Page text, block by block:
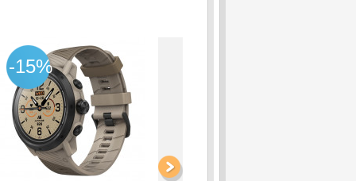
22 mm
zielony
polskim?
możliwość ustawienia menu w języku
z zegarkiem?
z:
-15%